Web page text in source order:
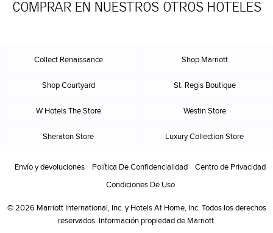
COMPRAR EN NUESTROS OTROS HOTELES
Collect Renaissance Shop Marriott
Shop Courtyard St. Regis Boutique
W Hotels The Store Westin Store
Sheraton Store Luxury Collection Store
Envío y devoluciones Política De Confidencialidad Centro de Privacidad
Condiciones De Uso
© 2026 Marriott International, Inc. y Hotels At Home, Inc. Todos los derechos
reservados. Información propiedad de Marriott.